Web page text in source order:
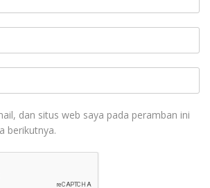
dan situs web saya pada peramban ini
berikutnya.